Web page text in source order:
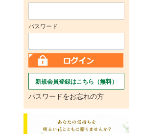
パスワード
新規会員登録はこちら（無料）
パスワードをお忘れの方